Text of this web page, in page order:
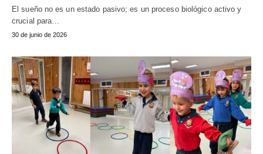
El sueño no es un estado pasivo; es un proceso biológico activo y
crucial para…
30 de junio de 2026